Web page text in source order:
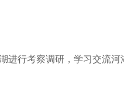
行考察调研，学习交流河